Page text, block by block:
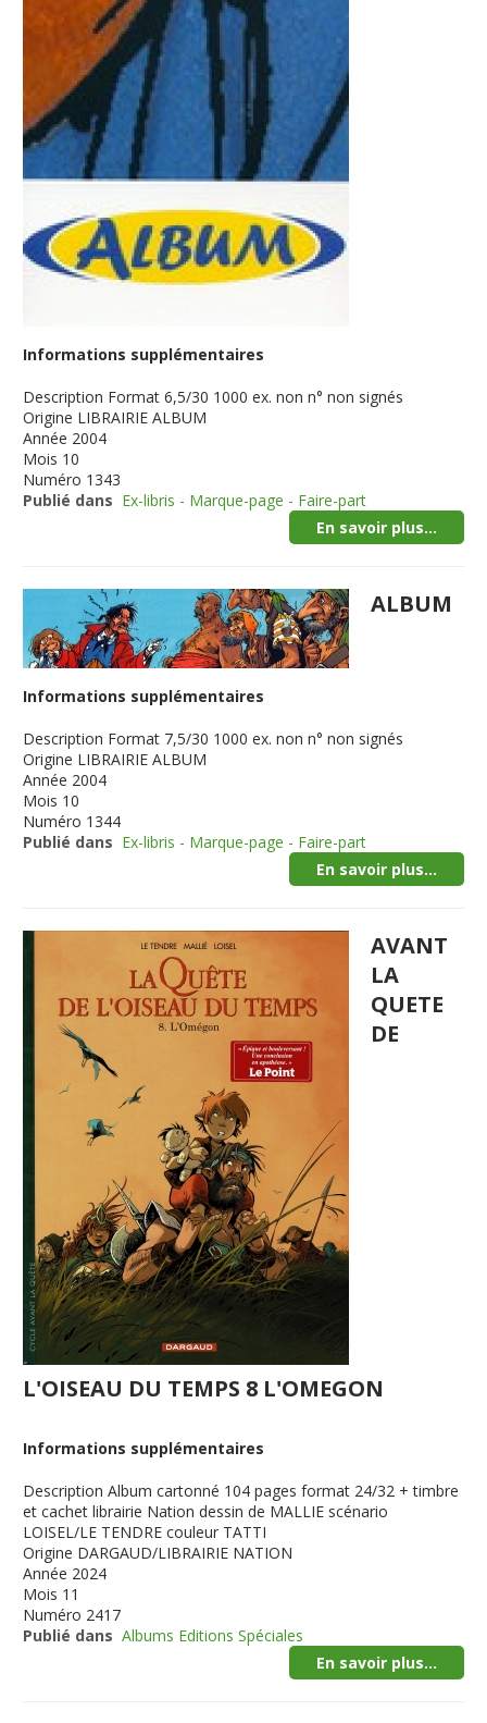
Informations supplémentaires
Description Format 6,5/30 1000 ex. non n° non signés
Origine LIBRAIRIE ALBUM
Année 2004
Mois 10
Numéro 1343
Publié dans Ex-libris - Marque-page - Faire-part
En savoir plus...
ALBUM
Informations supplémentaires
Description Format 7,5/30 1000 ex. non n° non signés
Origine LIBRAIRIE ALBUM
Année 2004
Mois 10
Numéro 1344
Publié dans Ex-libris - Marque-page - Faire-part
En savoir plus...
AVANT
LA
QUETE
DE
L'OISEAU DU TEMPS 8 L'OMEGON
Informations supplémentaires
Description Album cartonné 104 pages format 24/32 + timbre
et cachet librairie Nation dessin de MALLIE scénario
LOISEL/LE TENDRE couleur TATTI
Origine DARGAUD/LIBRAIRIE NATION
Année 2024
Mois 11
Numéro 2417
Publié dans Albums Editions Spéciales
En savoir plus...